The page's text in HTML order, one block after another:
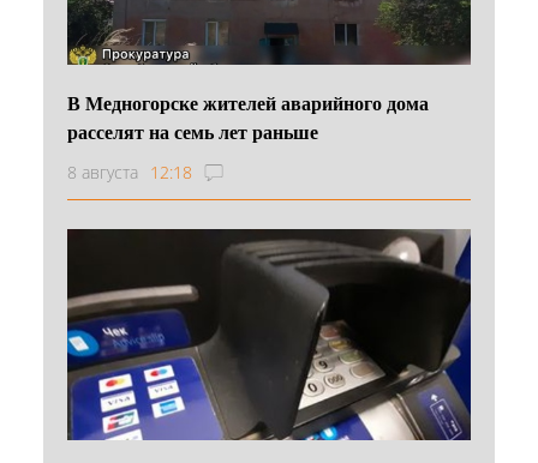
В Медногорске жителей аварийного дома
расселят на семь лет раньше
8 августа 12:18